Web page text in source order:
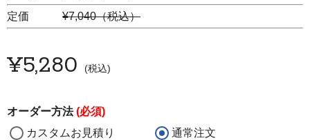
定価 ¥7,040（税込）
¥5,280 税込
オーダー方法(必須)
カスタムお見積り
通常注文